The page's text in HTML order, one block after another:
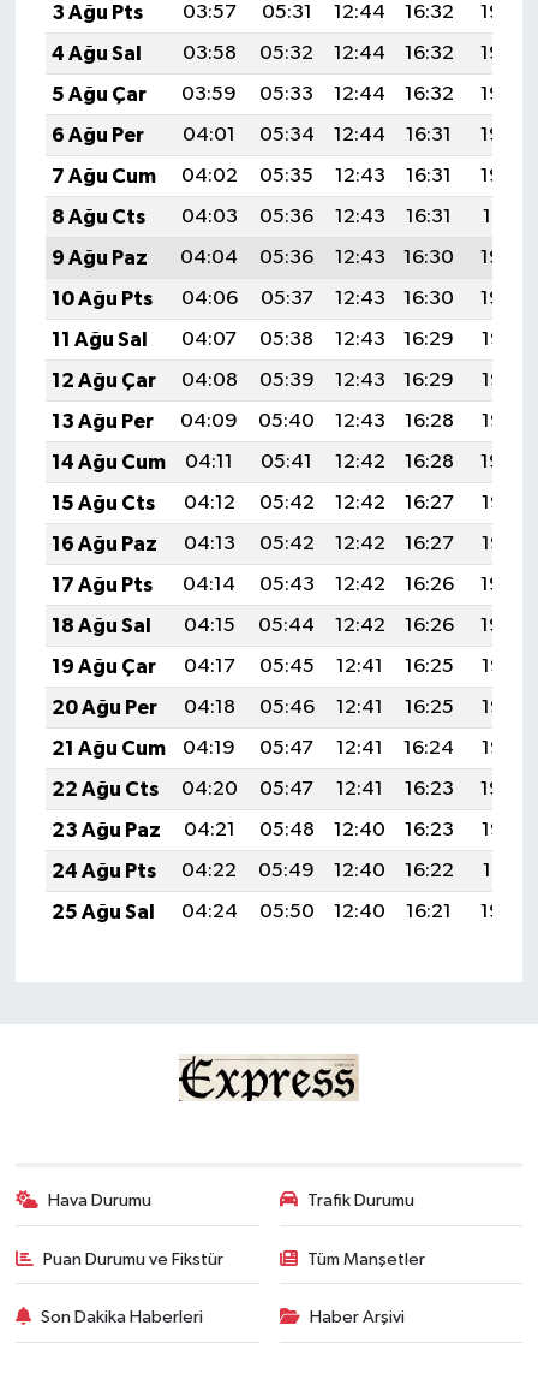
3 Ağu Pts
03:57 05:31 12:44 16:32
19:46
4 Ağu Sal
03:58 05:32 12:44 16:32
19:45
5 Ağu Çar
03:59 05:33 12:44 16:32
19:44
6 Ağu Per
04:01 05:34 12:44 16:31
19:43
7 Ağu Cum
04:02 05:35 12:43 16:31
19:42
8 Ağu Cts
04:03 05:36 12:43 16:31
19:41
9 Ağu Paz
04:04 05:36 12:43 16:30
19:40
10 Ağu Pts
04:06 05:37 12:43 16:30
19:39
11 Ağu Sal
04:07 05:38 12:43 16:29
19:38
12 Ağu Çar
04:08 05:39 12:43 16:29
19:37
13 Ağu Per
04:09 05:40 12:43 16:28
19:35
14 Ağu Cum
04:11 05:41 12:42 16:28
19:34
15 Ağu Cts
04:12 05:42 12:42 16:27
19:33
16 Ağu Paz
04:13 05:42 12:42 16:27
19:32
17 Ağu Pts
04:14 05:43 12:42 16:26
19:30
18 Ağu Sal
04:15 05:44 12:42 16:26
19:29
19 Ağu Çar
04:17 05:45 12:41 16:25
19:28
20 Ağu Per
04:18 05:46 12:41 16:25
19:27
21 Ağu Cum
04:19 05:47 12:41 16:24
19:25
22 Ağu Cts
04:20 05:47 12:41 16:23
19:24
23 Ağu Paz
04:21 05:48 12:40 16:23
19:23
24 Ağu Pts
04:22 05:49 12:40 16:22
19:21
25 Ağu Sal
04:24 05:50 12:40 16:21 19:20
Hava Durumu Trafik Durumu
Puan Durumu ve Fikstür Tüm Manşetler
Son Dakika Haberleri Haber Arşivi